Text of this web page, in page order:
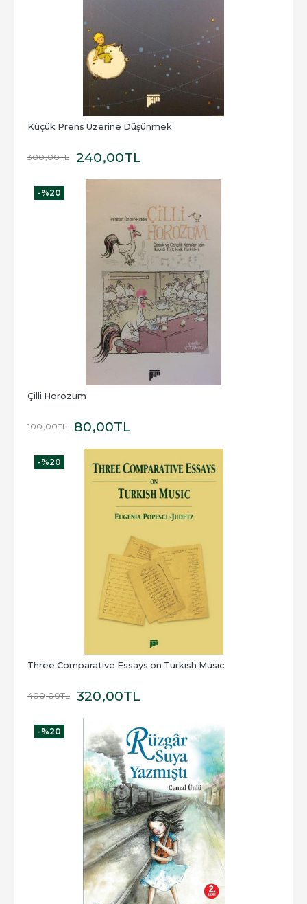
Küçük Prens Üzerine Düşünmek
300,00TL 240,00TL
-%20
Çilli Horozum
100,00TL 80,00TL
-%20
Three Comparative Essays on Turkish Music
400,00TL 320,00TL
-%20